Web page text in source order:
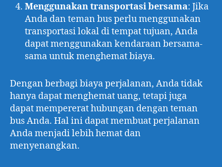
Menggunakan transportasi bersama: Jika
Anda dan teman bus perlu menggunakan
transportasi lokal di tempat tujuan, Anda
dapat menggunakan kendaraan bersama-
sama untuk menghemat biaya.
Dengan berbagi biaya perjalanan, Anda tidak
hanya dapat menghemat uang, tetapi juga
dapat mempererat hubungan dengan teman
bus Anda. Hal ini dapat membuat perjalanan
Anda menjadi lebih hemat dan
menyenangkan.